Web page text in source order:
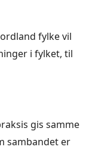
fylke vil
i fylket, til
gis samme
sambandet er